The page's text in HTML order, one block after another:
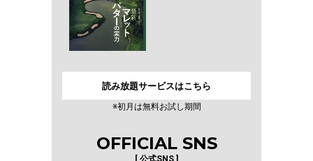
読み放題サービスはこちら
※初月は無料お試し期間
OFFICIAL SNS
[ 公式SNS ]